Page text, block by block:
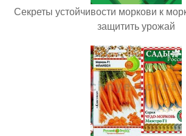
Секреты устойчивости моркови к
защитить урожай